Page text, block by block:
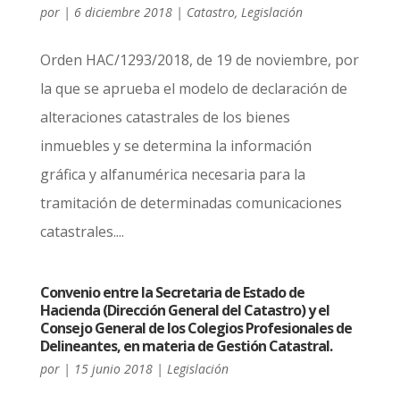
por | 6 diciembre 2018| Catastro, Legislación
Orden HAC/1293/2018, de 19 de noviembre, por
la que se aprueba el modelo de declaración de
alteraciones catastrales de los bienes
inmuebles y se determina la información
gráfica y alfanumérica necesaria para la
tramitación de determinadas comunicaciones
catastrales....
Convenio entre la Secretaria de Estado de
Hacienda (Dirección General del Catastro) y el
Consejo General de los Colegios Profesionales de
Delineantes, en materia de Gestión Catastral.
por | 15 junio 2018| Legislación